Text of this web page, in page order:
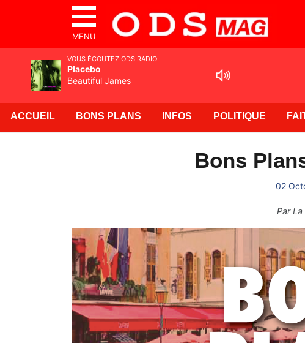
MENU
ACCUEIL BONS PLANS INFOS POLITIQUE
Bons
02
ParLa
VOUS ÉCOUTEZ ODS RADIO
Placebo
Beautiful James